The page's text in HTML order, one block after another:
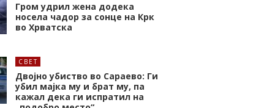
Гром удрил жена додека
носела чадор за сонце на Крк
во Хрватска
СВЕТ
Двојно убиство во Сараево: Ги
убил мајка му и брат му, па
кажал дека ги испратил на